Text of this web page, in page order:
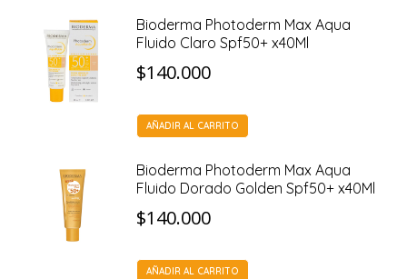
Bioderma Photoderm Max Aqua
Fluido Claro Spf50+ x40Ml
$140.000
AÑADIR AL CARRITO
Bioderma Photoderm Max Aqua
Fluido Dorado Golden Spf50+ x40Ml
$140.000
AÑADIR AL CARRITO